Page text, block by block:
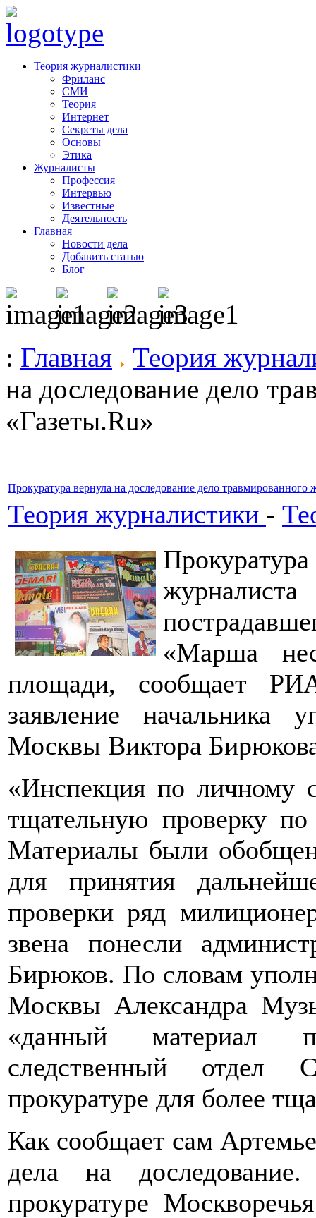
Теория журналистики
Фриланс
СМИ
Теория
Интернет
Секреты дела
Основы
Этика
Журналисты
Профессия
Интервью
Известные
Деятельность
Главная
Новости дела
Добавить статью
Блог
: Главная
Теория
на доследование дело
«Газеты.Ru»
Прокуратура вернула на доследование дело травмированного
Теория журналистики -
«Марша
площади, сообщает
заявление начальника
Москвы Виктора
«Инспекция по личному
тщательную проверку
Материалы были
для принятия
проверки ряд
звена понесли
Бирюков. По словам
Москвы Александра
«данный материал
следственный отдел
прокуратуре для более
Как сообщает сам
дела на
прокуратуре